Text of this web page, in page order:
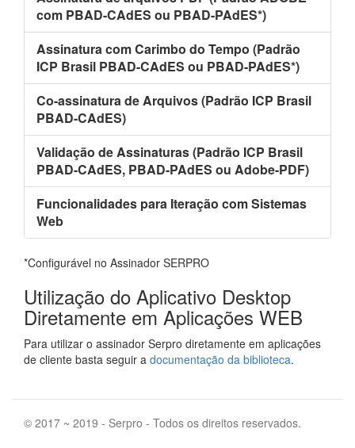
com PBAD-CAdES ou PBAD-PAdES*)
Assinatura com Carimbo do Tempo (Padrão
ICP Brasil PBAD-CAdES ou PBAD-PAdES*)
Co-assinatura de Arquivos (Padrão ICP Brasil
PBAD-CAdES)
Validação de Assinaturas (Padrão ICP Brasil
PBAD-CAdES, PBAD-PAdES ou Adobe-PDF)
Funcionalidades para Iteração com Sistemas
Web
*Configurável no Assinador SERPRO
Utilização do Aplicativo Desktop
Diretamente em Aplicações WEB
Para utilizar o assinador Serpro diretamente em aplicações
de cliente basta seguir a documentação da biblioteca.
© 2017 ~ 2019 - Serpro - Todos os direitos reservados.